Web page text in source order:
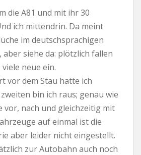
die A81 und mit ihr 30
ich mittendrin. Da meint
im deutschsprachigen
aber siehe da: plötzlich fallen
neue ein.
vor dem Stau hatte ich
bin ich raus; genau wie
vor, nach und gleichzeitig mit
auf einmal ist die
aber leider nicht eingestellt.
zur Autobahn auch noch